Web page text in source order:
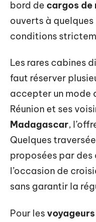
bord de cargos de
ouverts à
conditions
Les rares cabines
faut réserver
accepter un mode
Réunion et ses
Madagascar,
Quelques
proposées par
l’occasion de
sans garantir la
Pour les